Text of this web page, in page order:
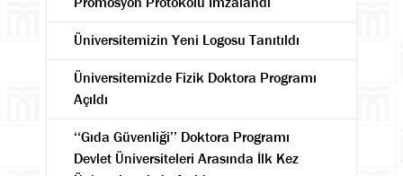
Üniversitemizin Yeni Logosu Tanıtıldı
Üniversitemizde Fizik Doktora Programı
Açıldı
‘‘Gıda Güvenliği’’ Doktora Programı
Devlet Üniversiteleri Arasında İlk Kez